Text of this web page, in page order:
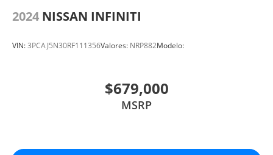
2024 NISSAN INFINITI
VIN:3PCAJ5N30RF111356Valores: NRP882Modelo:
$679,000
MSRP